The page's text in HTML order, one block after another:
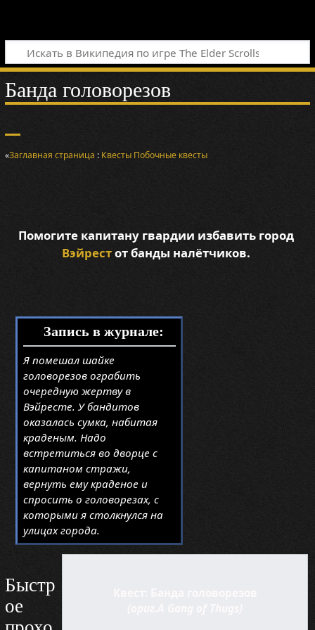
Банда головорезов
«Заглавная страница : Квесты Побочные квесты
Помогите капитану гвардии избавить город
Вэйрестот банды налётчиков.
Запись в журнале:
Я помешал шайке
головорезов ограбить
очередную жертву в
Вэйресте. У бандитов
оказалась сумка, набитая
краденым. Надо
встретиться во дворце с
капитаном стражи,
вернуть ему краденое и
спросить о головорезах, с
которыми я столкнулся на
улицах города.
Быстр
ое